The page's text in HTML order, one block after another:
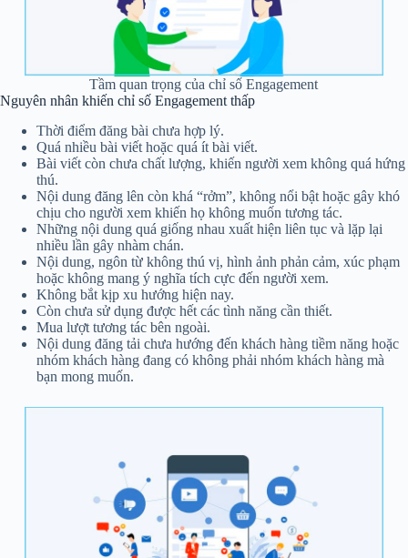
Tầm quan trọng của chỉ số Engagement
Nguyên nhân khiến chỉ số Engagement thấp
Thời điểm đăng bài chưa hợp lý.
Quá nhiều bài viết hoặc quá ít bài viết.
Bài viết còn chưa chất lượng, khiến người xem không quá hứng
thú.
Nội dung đăng lên còn khá “rởm”, không nổi bật hoặc gây khó
chịu cho người xem khiến họ không muốn tương tác.
Những nội dung quá giống nhau xuất hiện liên tục và lặp lại
nhiều lần gây nhàm chán.
Nội dung, ngôn từ không thú vị, hình ảnh phản cảm, xúc phạm
hoặc không mang ý nghĩa tích cực đến người xem.
Không bắt kịp xu hướng hiện nay.
Còn chưa sử dụng được hết các tình năng cần thiết.
Mua lượt tương tác bên ngoài.
Nội dung đăng tải chưa hướng đến khách hàng tiềm năng hoặc
nhóm khách hàng đang có không phải nhóm khách hàng mà
bạn mong muốn.